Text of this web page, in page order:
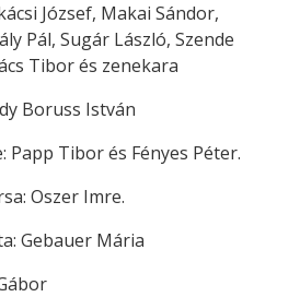
József, Makai Sándor,
Pál, Sugár László, Szende
Tibor és zenekara
Boruss István
Tibor és Fényes Péter.
Oszer Imre.
Gebauer Mária